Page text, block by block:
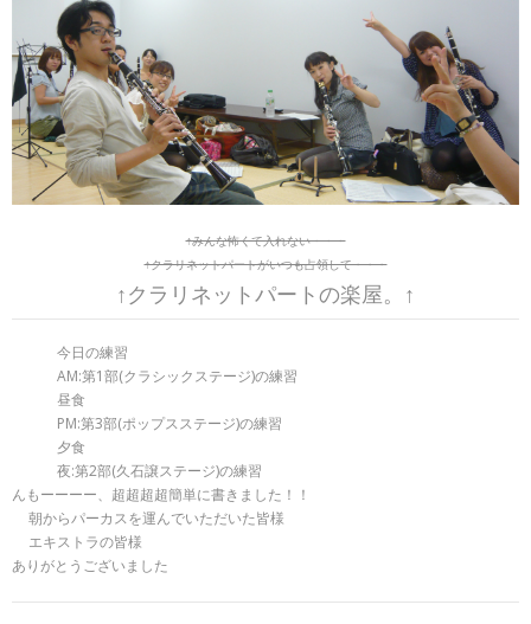
↑みんな怖くて入れない・・・
↑クラリネットパートがいつも占領して・・・
↑クラリネットパートの楽屋。↑
今日の練習
AM:第1部(クラシックステージ)の練習
昼食
PM:第3部(ポップスステージ)の練習
夕食
夜:第2部(久石譲ステージ)の練習
んもーーーー、超超超超簡単に書きました！！
朝からパーカスを運んでいただいた皆様
エキストラの皆様
ありがとうございました